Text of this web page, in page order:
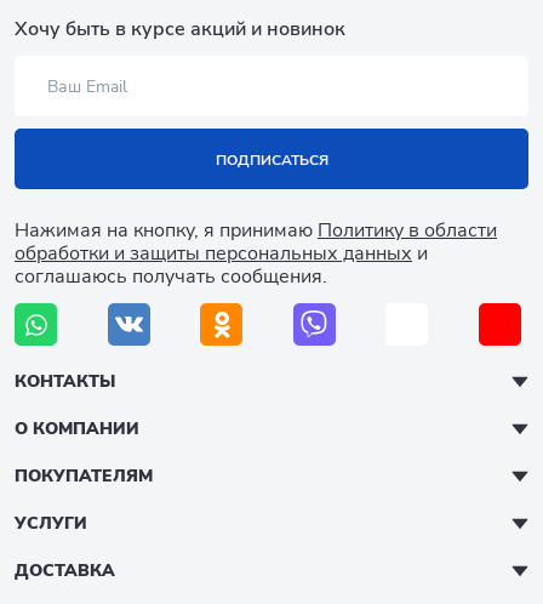
Хочу быть в курсе акций и новинок
ПОДПИСАТЬСЯ
Нажимая на кнопку, я принимаю Политику в области
обработки и защиты персональных данных и
соглашаюсь получать сообщения.
КОНТАКТЫ
О КОМПАНИИ
ПОКУПАТЕЛЯМ
УСЛУГИ
ДОСТАВКА